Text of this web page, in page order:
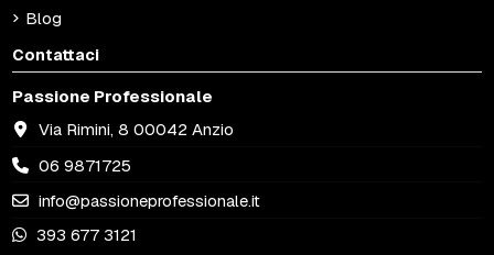
Blog
Contattaci
Passione Professionale
Via Rimini, 8 00042 Anzio
06 9871725
info@passioneprofessionale.it
393 677 3121